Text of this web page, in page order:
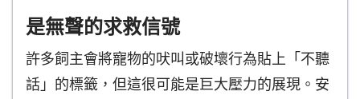
是無聲的求救信號
許多飼主會將寵物的吠叫或破壞行為貼上「不聽
話」的標籤，但這很可能是巨大壓力的展現。安